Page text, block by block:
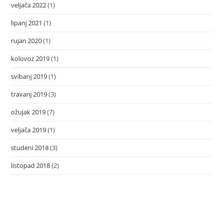
veljača 2022(1)
lipanj 2021 (1)
rujan 2020(1)
kolovoz 2019(1)
svibanj 2019(1)
travanj 2019(3)
ožujak 2019(7)
veljača 2019(1)
studeni 2018(3)
listopad 2018(2)